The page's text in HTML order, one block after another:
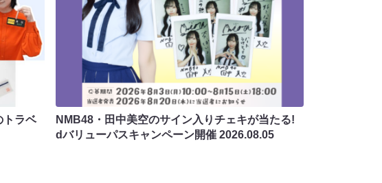
トラベ
NMB48・田中美空のサイン入りチェキが当たる!
dバリューパスキャンペーン開催 2026.08.05